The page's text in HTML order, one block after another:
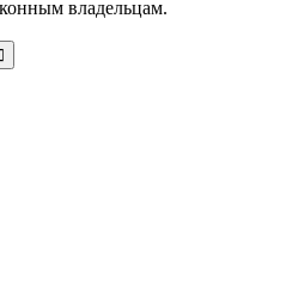
владельцам.